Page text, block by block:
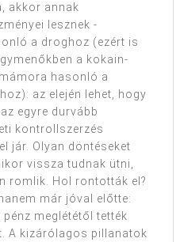
akkor annak
lesznek -
a droghoz (ezért is
a kokain-
hasonló a
az elején lehet, hogy
egyre durvább
kontrollszerzés
jár. Olyan döntéseket
vissza tudnak ütni,
romlik. Hol rontották el?
már jóval előtte:
meglététől tették
A kizárólagos pillanatok